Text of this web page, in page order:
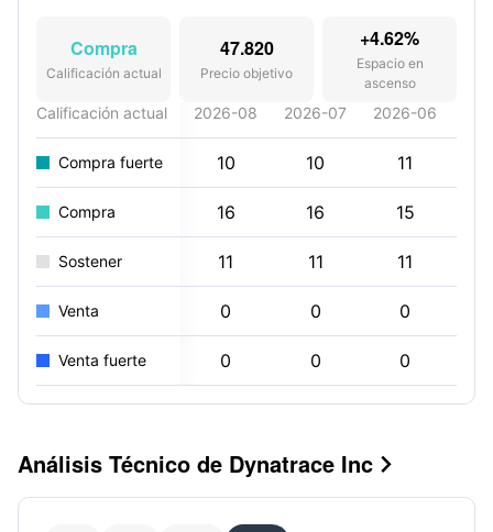
Compra
Calificación actual
47.820
Precio objetivo
+4.62%
Espacio en
ascenso
Calificación actual 2026-08 2026-07 2026-06
Compra fuerte 10 10 11
Compra 16 16 15
Sostener 11 11 11
Venta 0 0 0
Venta fuerte 0 0 0
Análisis Técnico de Dynatrace Inc 